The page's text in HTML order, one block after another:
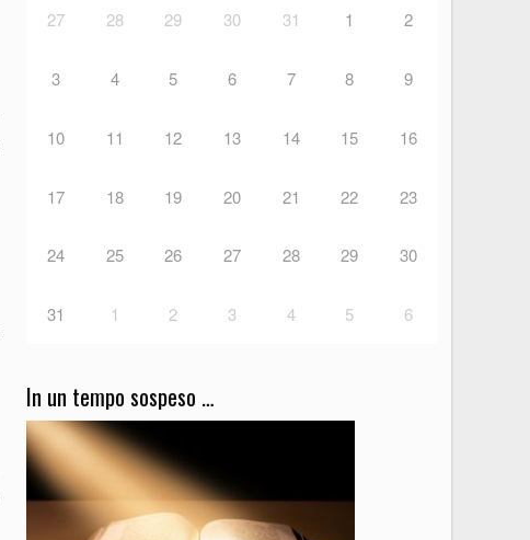
27 28 29 30 31 1 2
3 4 5 6 7 8 9
10 11 12 13 14 15 16
17 18 19 20 21 22 23
24 25 26 27 28 29 30
31 1 2 3 4 5 6
In un tempo sospeso …